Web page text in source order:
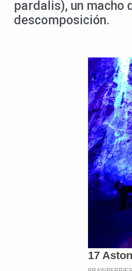
pardalis), un macho
descomposición.